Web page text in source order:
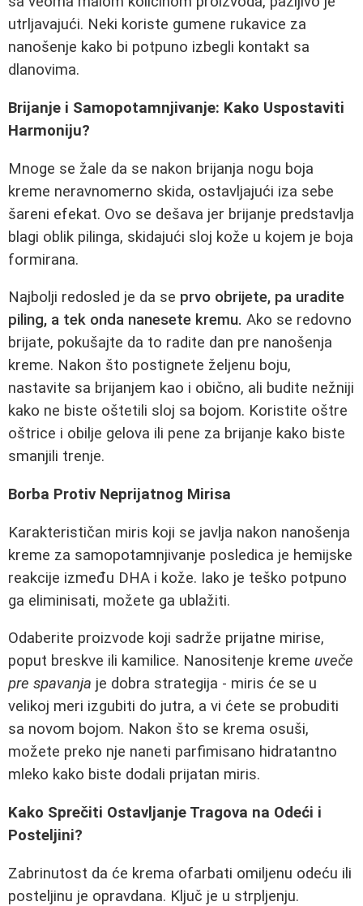
utrljavajući. Neki koriste gumene rukavice za
nanošenje kako bi potpuno izbegli kontakt sa
dlanovima.
Brijanje i Samopotamnjivanje: Kako Uspostaviti
Harmoniju?
Mnoge se žale da se nakon brijanja nogu boja
kreme neravnomerno skida, ostavljajući iza sebe
šareni efekat. Ovo se dešava jer brijanje predstavlja
blagi oblik pilinga, skidajući sloj kože u kojem je boja
formirana.
Najbolji redosled je da se prvo obrijete, pa uradite
piling, a tek onda nanesete kremu. Ako se redovno
brijate, pokušajte da to radite dan pre nanošenja
kreme. Nakon što postignete željenu boju,
nastavite sa brijanjem kao i obično, ali budite nežniji
kako ne biste oštetili sloj sa bojom. Koristite oštre
oštrice i obilje gelova ili pene za brijanje kako biste
smanjili trenje.
Borba Protiv Neprijatnog Mirisa
Karakterističan miris koji se javlja nakon nanošenja
kreme za samopotamnjivanje posledica je hemijske
reakcije između DHA i kože. Iako je teško potpuno
ga eliminisati, možete ga ublažiti.
Odaberite proizvode koji sadrže prijatne mirise,
poput breskve ili kamilice. Nanositenje kreme uveče
pre spavanja je dobra strategija - miris će se u
velikoj meri izgubiti do jutra, a vi ćete se probuditi
sa novom bojom. Nakon što se krema osuši,
možete preko nje naneti parfimisano hidratantno
mleko kako biste dodali prijatan miris.
Kako Sprečiti Ostavljanje Tragova na Odeći i
Posteljini?
Zabrinutost da će krema ofarbati omiljenu odeću ili
posteljinu je opravdana. Ključ je u strpljenju.